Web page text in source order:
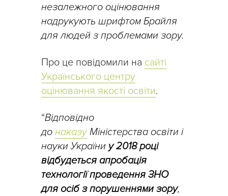
незалежного оцінювання
надрукують шрифтом Брайля
для людей з проблемами зору.
Про це повідомили на сайті
Українського центру
оцінювання якості освіти.
“Відповідно
до наказуМіністерства освіти і
науки України у 2018 році
відбудеться апробація
технології проведення ЗНО
для осіб з порушеннями зору,